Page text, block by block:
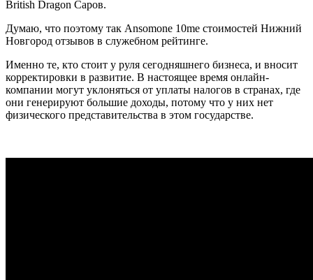
British Dragon Саров.
Думаю, что поэтому так Ansomone 10me стоимостей Нижний
Новгород отзывов в служебном рейтинге.
Именно те, кто стоит у руля сегодняшнего бизнеса, и вносит
корректировки в развитие. В настоящее время онлайн-
компании могут уклоняться от уплаты налогов в странах, где
они генерируют большие доходы, потому что у них нет
физического представительства в этом государстве.